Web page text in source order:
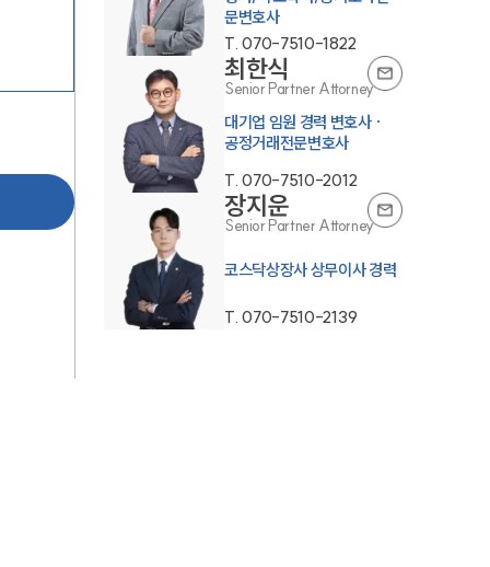
문변호사
T.070-7510-1822
최한식
Senior Partner Attorney
대기업 임원 경력 변호사 ·
공정거래전문변호사
T.070-7510-2012
장지운
Senior Partner Attorney
코스닥상장사 상무이사 경력
T.070-7510-2139